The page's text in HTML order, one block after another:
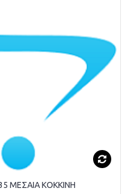
ΜΕΣΑΙΑ ΚΟΚΚΙΝΗ